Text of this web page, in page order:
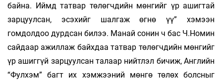
байна. Иймд татвар төлөгчдийн мөнгийг үр ашигтай
зарцуулсан, эсэхийг шалгаж өгнө үү” хэмээн
гомдолдоо дурдсан билээ. Манай сонин ч бас Ч.Номин
сайдаар ажиллаж байхдаа татвар төлөгчдийн мөнгийг
үр ашиггүй зарцуулсан талаар нийтлэл бичиж, Английн
“Фулхэм” багт их хэмжээний мөнгө төлөх болсныг